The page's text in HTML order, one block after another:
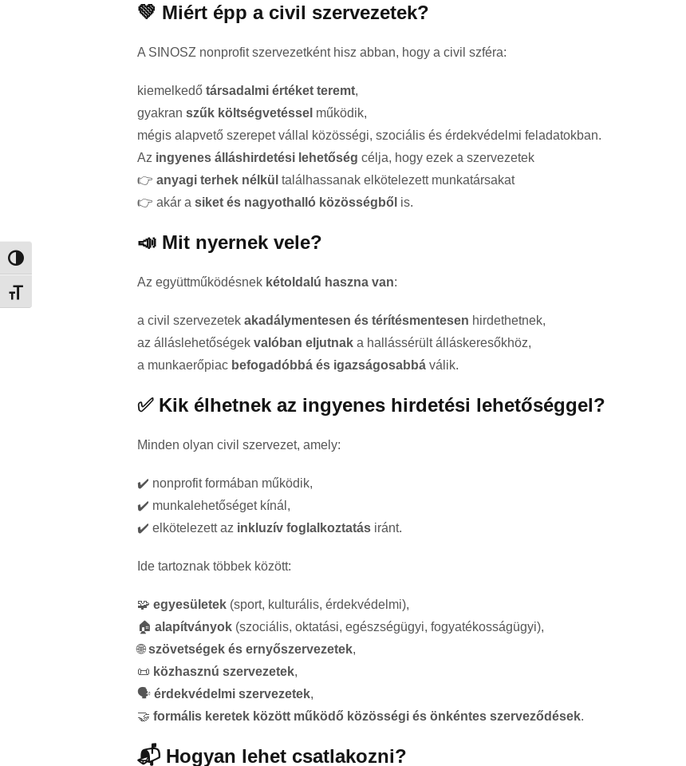
Nagy kontraszt váltása
Betűméret váltása
💚 Miért épp a civil szervezetek?
A SINOSZ nonprofit szervezetként hisz abban, hogy a civil szféra:
kiemelkedő társadalmi értéket teremt,
gyakran szűk költségvetéssel működik,
mégis alapvető szerepet vállal közösségi, szociális és érdekvédelmi feladatokban.
Az ingyenes álláshirdetési lehetőség célja, hogy ezek a szervezetek
👉 anyagi terhek nélkül találhassanak elkötelezett munkatársakat
👉 akár a siket és nagyothalló közösségből is.
📣 Mit nyernek vele?
Az együttműködésnek kétoldalú haszna van:
a civil szervezetek akadálymentesen és térítésmentesen hirdethetnek,
az álláslehetőségek valóban eljutnak a hallássérült álláskeresőkhöz,
a munkaerőpiac befogadóbbá és igazságosabbá válik.
✅ Kik élhetnek az ingyenes hirdetési lehetőséggel?
Minden olyan civil szervezet, amely:
✔️ nonprofit formában működik,
✔️ munkalehetőséget kínál,
✔️ elkötelezett az inkluzív foglalkoztatás iránt.
Ide tartoznak többek között:
🧩 egyesületek (sport, kulturális, érdekvédelmi),
🏠 alapítványok (szociális, oktatási, egészségügyi, fogyatékosságügyi),
🌐szövetségek és ernyőszervezetek,
📜 közhasznú szervezetek,
🗣️ érdekvédelmi szervezetek,
🤝 formális keretek között működő közösségi és önkéntes szerveződések.
📬 Hogyan lehet csatlakozni?